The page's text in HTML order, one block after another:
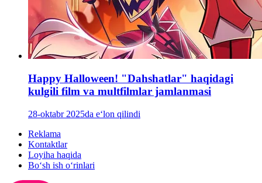
Happy Halloween! "Dahshatlar" haqidagi
kulgili film va multfilmlar jamlanmasi
28-oktabr 2025da e‘lon qilindi
Reklama
Kontaktlar
Loyiha haqida
Bo‘sh ish o‘rinlari